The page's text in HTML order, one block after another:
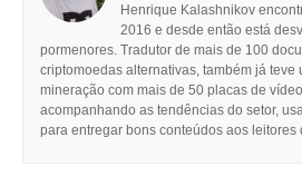
Henrique Kalashnikov
2016 e desde então está
pormenores. Tradutor de mais de 100
criptomoedas alternativas, também já teve
mineração com mais de 50 placas de
acompanhando as tendências do setor,
para entregar bons conteúdos aos leitores